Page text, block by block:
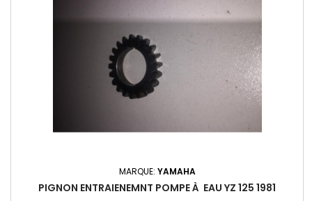
MARQUE: YAMAHA
PIGNON ENTRAIENEMNT POMPE À EAU YZ 125 1981